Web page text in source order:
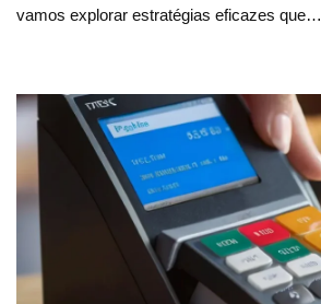
vamos explorar estratégias eficazes que…